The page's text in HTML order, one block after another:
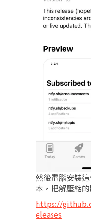
然後電腦安裝
本，把解壓縮
https://
eleases